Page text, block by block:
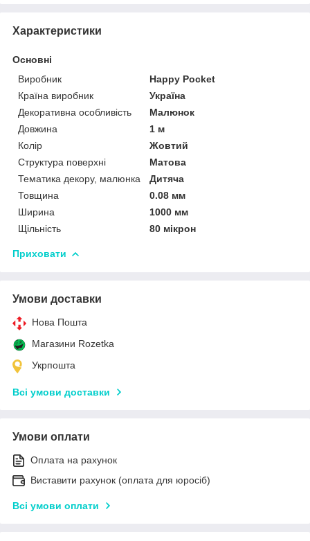
Характеристики
Основні
Виробник
Happy Pocket
Країна виробник
Україна
Декоративна особливість
Малюнок
Довжина
1 м
Колір
Жовтий
Структура поверхні
Матова
Тематика декору, малюнка
Дитяча
Товщина
0.08 мм
Ширина
1000 мм
Щільність
80 мікрон
Приховати
Умови доставки
Нова Пошта
Магазини Rozetka
Укрпошта
Всі умови доставки
Умови оплати
Оплата на рахунок
Виставити рахунок (оплата для юросіб)
Всі умови оплати